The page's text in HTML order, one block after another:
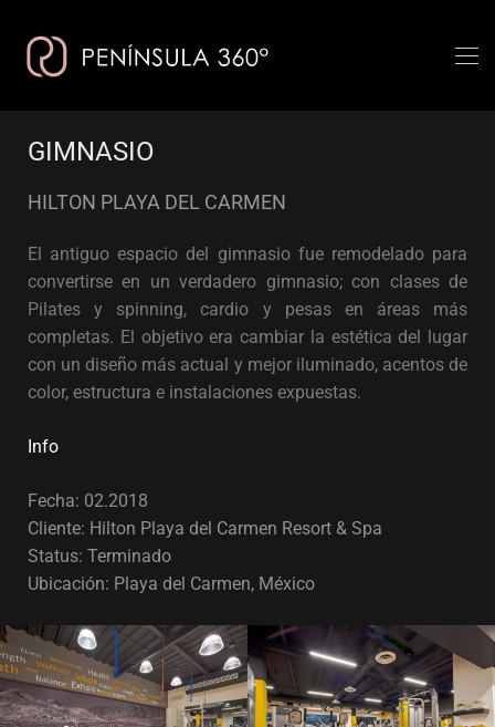
GIMNASIO
HILTON PLAYA DEL CARMEN
El antiguo espacio del gimnasio fue remodelado para
convertirse en un verdadero gimnasio; con clases de
Pilates y spinning, cardio y pesas en áreas más
completas. El objetivo era cambiar la estética del lugar
con un diseño más actual y mejor iluminado, acentos de
color, estructura e instalaciones expuestas.
Info
Fecha: 02.2018
Cliente: Hilton Playa del Carmen Resort & Spa
Status: Terminado
Ubicación: Playa del Carmen, México